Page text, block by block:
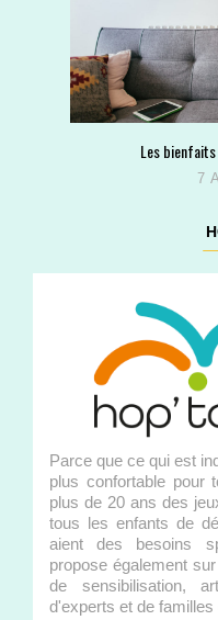
Les bienfaits
7
Parce que ce qui est
plus confortable pour
plus de 20 ans des
tous les enfants de
aient des besoins
propose également
de sensibilisation,
d'experts et de